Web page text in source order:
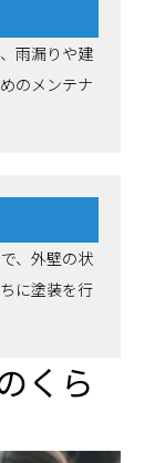
雨漏りや建
のメンテナ
、外壁の状
に塗装を行
くら